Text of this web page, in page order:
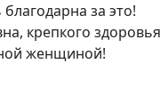
за это!
крепкого здоровья
женщиной!